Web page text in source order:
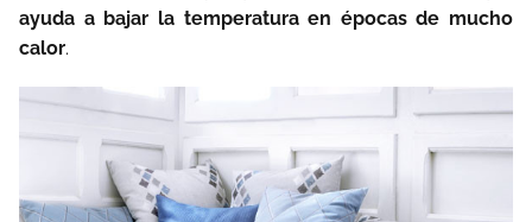
ayuda a bajar la temperatura en épocas de mucho
calor.